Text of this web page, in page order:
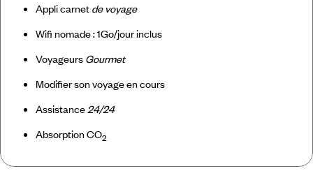
Appli carnet de voyage
Wifi nomade : 1Go/jour inclus
Voyageurs Gourmet
Modifier son voyage en cours
Assistance 24/24
Absorption CO2